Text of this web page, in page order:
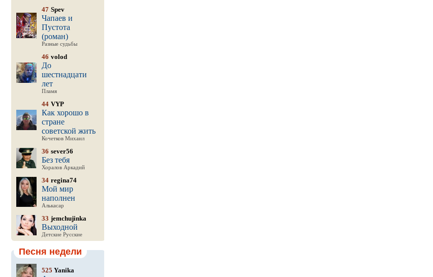
47 Spev
Чапаев и
Пустота
(роман)
Разные судьбы
46 volod
До
шестнадцати
лет
Пламя
44 VYP
Как хорошо в
стране
советской жить
Кочетков Михаил
36 sever56
Без тебя
Хоралов Аркадий
34 regina74
Мой мир
наполнен
Алькасар
33 jemchujinka
Выходной
Детские Русские
Песня недели
525 Yanika